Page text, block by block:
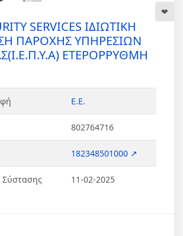
SERVICES ΙΔΙΩΤΙΚΗ
ΠΑΡΟΧΗΣ ΥΠΗΡΕΣΙΩΝ
ΕΤΕΡΟΡΡΥΘΜΗ
Ε.Ε.
802764716
182348501000 ↗
Σύστασης 11-02-2025